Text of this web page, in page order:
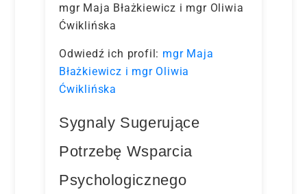
mgr Maja Błażkiewicz i mgr Oliwia
Ćwiklińska
Odwiedź ich profil: mgr Maja
Błażkiewicz i mgr Oliwia
Ćwiklińska
Sygnaly Sugerujące
Potrzebę Wsparcia
Psychologicznego